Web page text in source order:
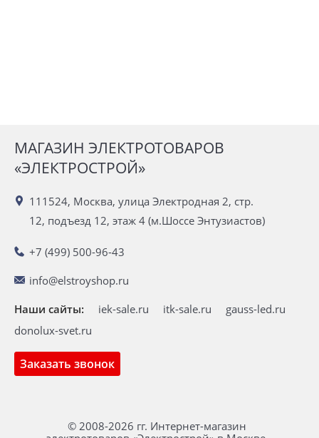
МАГАЗИН ЭЛЕКТРОТОВАРОВ
«ЭЛЕКТРОСТРОЙ»
111524, Москва, улица Электродная 2, стр.
12, подъезд 12, этаж 4 (м.Шоссе Энтузиастов)
+7 (499) 500-96-43
info@elstroyshop.ru
Заказать звонок
Наши сайты: iek-sale.ru itk-sale.ru
gauss-led.ru
donolux-svet.ru
© 2008-2026 гг. Интернет-магазин